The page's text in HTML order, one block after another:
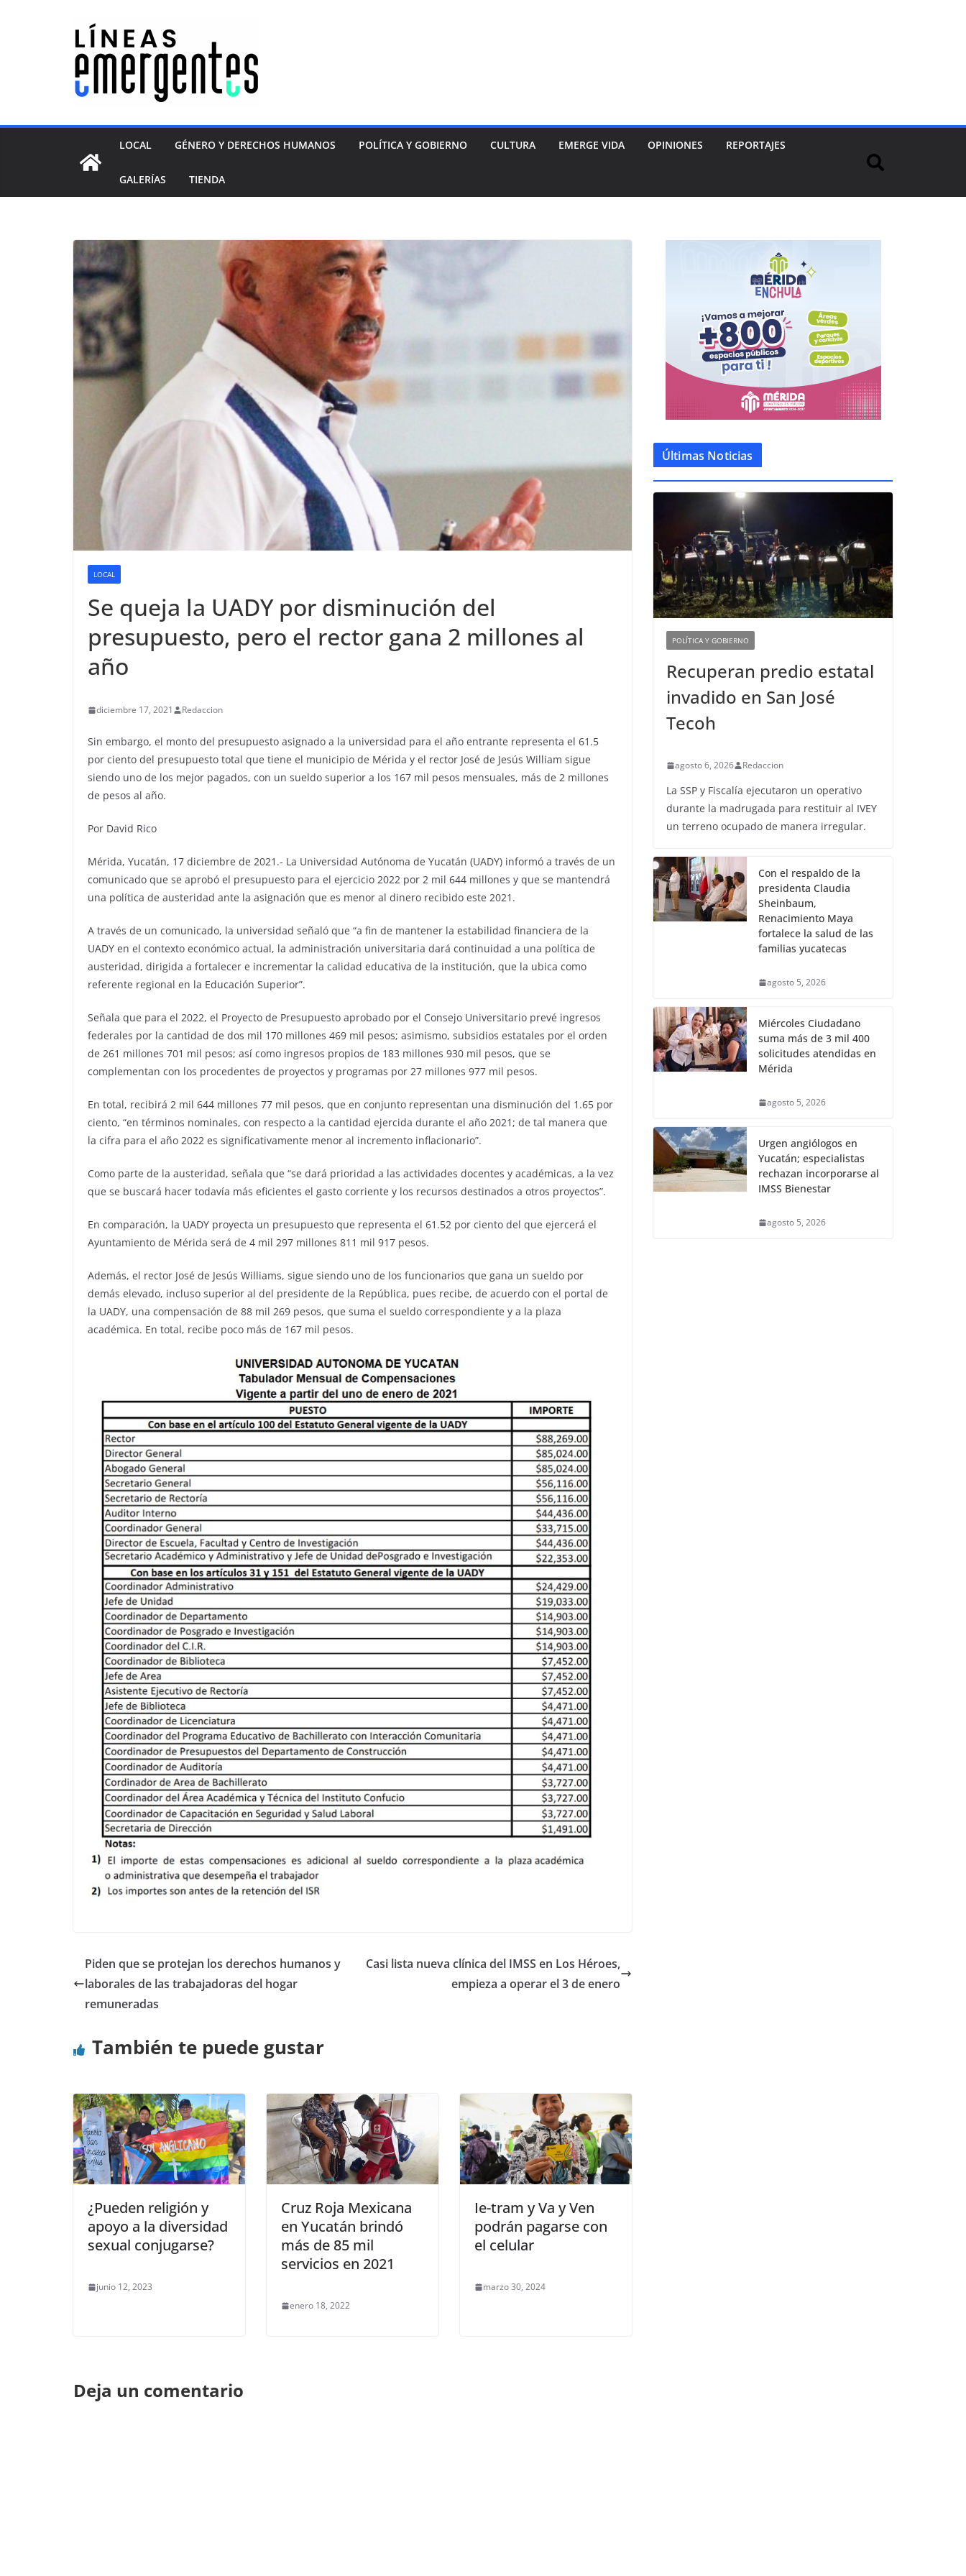
LOCAL GÉNERO Y DERECHOS HUMANOS POLÍTICA Y GOBIERNO CULTURA EMERGE VIDA OPINIONES REPORTAJES
GALERÍAS TIENDA
LOCAL
Se queja la UADY por disminución del
presupuesto, pero el rector gana 2 millones al
año
diciembre 17, 2021 Redaccion
Sin embargo, el monto del presupuesto asignado a la universidad para el año entrante representa el 61.5
por ciento del presupuesto total que tiene el municipio de Mérida y el rector José de Jesús William sigue
siendo uno de los mejor pagados, con un sueldo superior a los 167 mil pesos mensuales, más de 2 millones
de pesos al año.
Por David Rico
Mérida, Yucatán, 17 diciembre de 2021.- La Universidad Autónoma de Yucatán (UADY) informó a través de un
comunicado que se aprobó el presupuesto para el ejercicio 2022 por 2 mil 644 millones y que se mantendrá
una política de austeridad ante la asignación que es menor al dinero recibido este 2021.
A través de un comunicado, la universidad señaló que “a fin de mantener la estabilidad financiera de la
UADY en el contexto económico actual, la administración universitaria dará continuidad a una política de
austeridad, dirigida a fortalecer e incrementar la calidad educativa de la institución, que la ubica como
referente regional en la Educación Superior”.
Señala que para el 2022, el Proyecto de Presupuesto aprobado por el Consejo Universitario prevé ingresos
federales por la cantidad de dos mil 170 millones 469 mil pesos; asimismo, subsidios estatales por el orden
de 261 millones 701 mil pesos; así como ingresos propios de 183 millones 930 mil pesos, que se
complementan con los procedentes de proyectos y programas por 27 millones 977 mil pesos.
En total, recibirá 2 mil 644 millones 77 mil pesos, que en conjunto representan una disminución del 1.65 por
ciento, “en términos nominales, con respecto a la cantidad ejercida durante el año 2021; de tal manera que
la cifra para el año 2022 es significativamente menor al incremento inflacionario”.
Como parte de la austeridad, señala que “se dará prioridad a las actividades docentes y académicas, a la vez
que se buscará hacer todavía más eficientes el gasto corriente y los recursos destinados a otros proyectos”.
En comparación, la UADY proyecta un presupuesto que representa el 61.52 por ciento del que ejercerá el
Ayuntamiento de Mérida será de 4 mil 297 millones 811 mil 917 pesos.
Además, el rector José de Jesús Williams, sigue siendo uno de los funcionarios que gana un sueldo por
demás elevado, incluso superior al del presidente de la República, pues recibe, de acuerdo con el portal de
la UADY, una compensación de 88 mil 269 pesos, que suma el sueldo correspondiente y a la plaza
académica. En total, recibe poco más de 167 mil pesos.
Piden que se protejan los derechos humanos y
laborales de las trabajadoras del hogar
remuneradas
Casi lista nueva clínica del IMSS en Los Héroes,
empieza a operar el 3 de enero
También te puede gustar
¿Pueden religión y
apoyo a la diversidad
sexual conjugarse?
junio 12, 2023
Cruz Roja Mexicana
en Yucatán brindó
más de 85 mil
servicios en 2021
enero 18, 2022
Ie-tram y Va y Ven
podrán pagarse con
el celular
marzo 30, 2024
Deja un comentario
Últimas Noticias
POLÍTICA Y GOBIERNO
Recuperan predio estatal
invadido en San José
Tecoh
agosto 6, 2026 Redaccion
La SSP y Fiscalía ejecutaron un operativo
durante la madrugada para restituir al IVEY
un terreno ocupado de manera irregular.
Con el respaldo de la
presidenta Claudia
Sheinbaum,
Renacimiento Maya
fortalece la salud de las
familias yucatecas
agosto 5, 2026
Miércoles Ciudadano
suma más de 3 mil 400
solicitudes atendidas en
Mérida
agosto 5, 2026
Urgen angiólogos en
Yucatán; especialistas
rechazan incorporarse al
IMSS Bienestar
agosto 5, 2026